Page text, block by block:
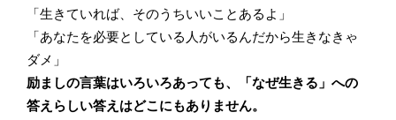
「生きていれば、そのうちいいことあるよ」
「あなたを必要としている人がいるんだから生きなきゃ
ダメ」
励ましの言葉はいろいろあっても、「なぜ生きる」への
答えらしい答えはどこにもありません。